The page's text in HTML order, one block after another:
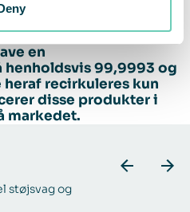
er i tredjepartstests
en
99,9993 og
recirkuleres kun
disse produkter i
markedet.
støjsvag og